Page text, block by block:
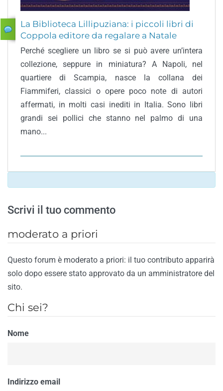
La Biblioteca Lillipuziana: i piccoli libri di
Coppola editore da regalare a Natale
Perché scegliere un libro se si può avere un’intera
collezione, seppure in miniatura? A Napoli, nel
quartiere di Scampia, nasce la collana dei
Fiammiferi, classici o opere poco note di autori
affermati, in molti casi inediti in Italia. Sono libri
grandi sei pollici che stanno nel palmo di una
mano...
Scrivi il tuo commento
moderato a priori
Questo forum è moderato a priori: il tuo contributo apparirà
solo dopo essere stato approvato da un amministratore del
sito.
Chi sei?
Nome
Indirizzo email